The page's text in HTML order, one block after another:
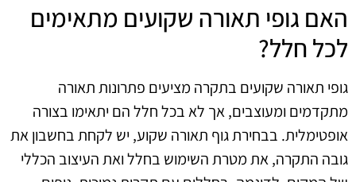
האם גופי תאורה שקועים מתאימים
לכל חלל?
גופי תאורה שקועים בתקרה מציעים פתרונות תאורה
מתקדמים ומעוצבים, אך לא בכל חלל הם יתאימו בצורה
אופטימלית. בבחירת גוף תאורה שקוע, יש לקחת בחשבון את
גובה התקרה, את מטרת השימוש בחלל ואת העיצוב הכללי